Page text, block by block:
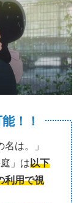
！！
は。」
」は以下
利用で視